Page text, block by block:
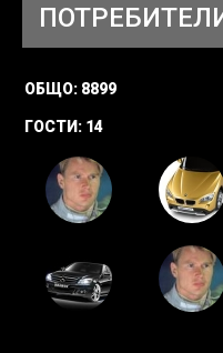
ОБЩО: 8899
ГОСТИ: 14